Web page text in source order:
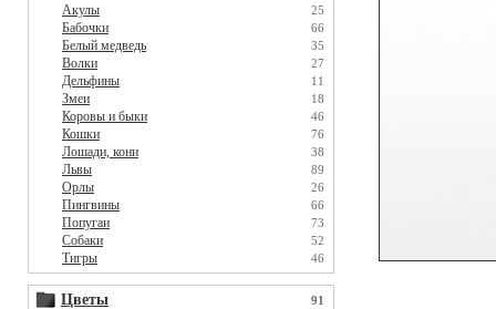
Акулы 25
Бабочки 66
Белый медведь 35
Волки 27
Дельфины 11
Змеи 18
Коровы и быки 46
Кошки 76
Лошади, кони 38
Львы 89
Орлы 26
Пингвины 66
Попугаи 73
Собаки 52
Тигры 46
Цветы 91